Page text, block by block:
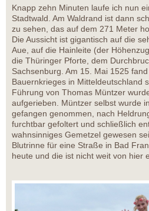
Knapp zehn Minuten laufe ich nun
Stadtwald. Am Waldrand ist dann
zu sehen, das auf dem 271 Meter
Die Aussicht ist gigantisch auf die
Aue, auf die Hainleite (der
die Thüringer Pforte, dem
Sachsenburg. Am 15. Mai 1525
Bauernkrieges in Mitteldeutschland
Führung von Thomas Müntzer
aufgerieben. Müntzer selbst wurde
gefangen genommen, nach
furchtbar gefoltert und schließlich
wahnsinniges Gemetzel gewesen
Blutrinne für eine Straße in Bad
heute und die ist nicht weit von hier